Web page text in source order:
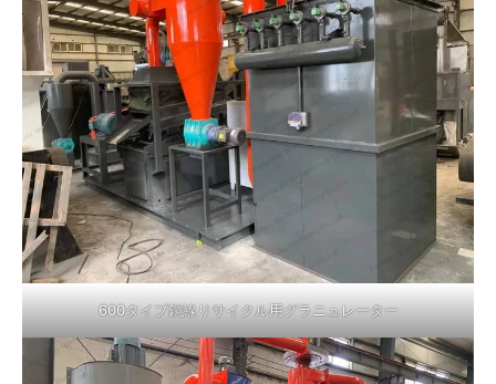
600タイプ銅線リサイクル用グラニュレーター